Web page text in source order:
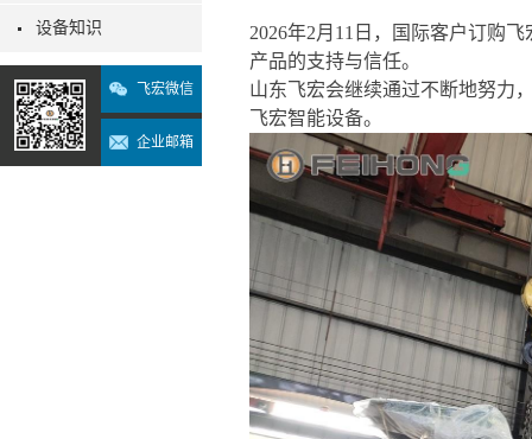
设备知识
飞宏微信
企业邮箱
2026年2月11日，国际客户订购
产品的支持与信任。
山东飞宏会继续通过不断地努力
飞宏智能设备。